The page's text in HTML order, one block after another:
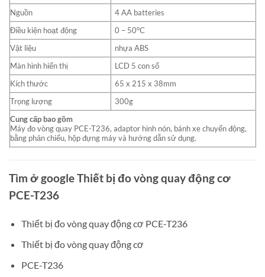
Nguồn
4 AA batteries
Điều kiện hoạt động
0 – 50°C
Vật liệu
nhựa ABS
Màn hình hiển thị
LCD 5 con số
Kích thước
65 x 215 x 38mm
Trọng lượng
300g
Cung cấp bao gồm
Máy đo vòng quay PCE-T236, adaptor hình nón, bánh xe chuyển động,
bằng phản chiếu, hộp đựng máy và hướng dẫn sử dụng.
Tìm ở google Thiết bị đo vòng quay động cơ
PCE-T236
Thiết bị đo vòng quay động cơ PCE-T236
Thiết bị đo vòng quay động cơ
PCE-T236